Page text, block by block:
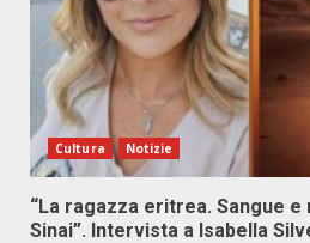
Cultura Notizie
“La ragazza eritrea. Sangue
Sinai”. Intervista a Isabella